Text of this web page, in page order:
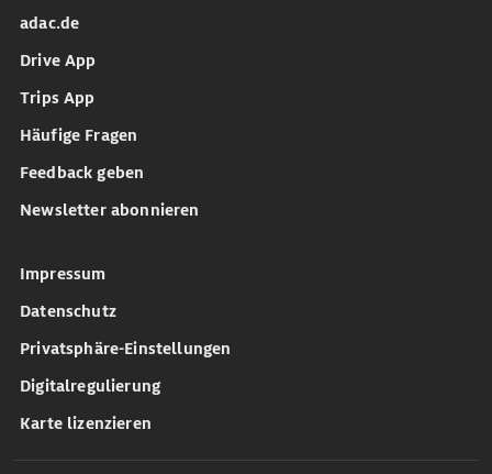
adac.de
Drive App
Trips App
Häufige Fragen
Feedback geben
Newsletter abonnieren
Impressum
Datenschutz
Privatsphäre-Einstellungen
Digitalregulierung
Karte lizenzieren